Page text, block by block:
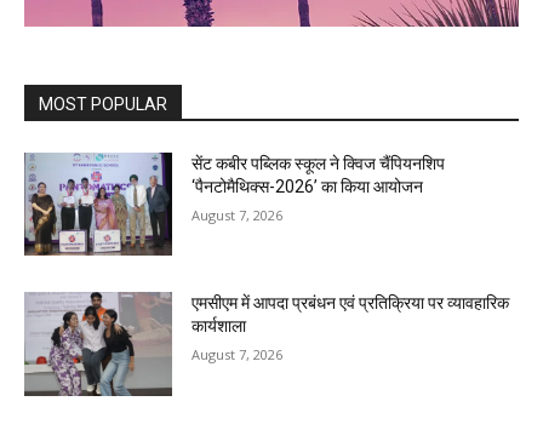
MOST POPULAR
सेंट कबीर पब्लिक स्कूल ने क्विज चैंपियनशिप
‘पैनटोमैथिक्स-2026’ का किया आयोजन
August 7, 2026
एमसीएम में आपदा प्रबंधन एवं प्रतिक्रिया पर व्यावहारिक
कार्यशाला
August 7, 2026